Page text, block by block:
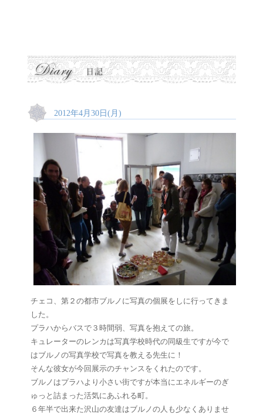
2012年4月30日(月)
チェコ、第２の都市ブルノに写真の個展をしに行ってきま
した。
プラハからバスで３時間弱、写真を抱えての旅。
キュレーターのレンカは写真学校時代の同級生ですが今で
はブルノの写真学校で写真を教える先生に！
そんな彼女が今回展示のチャンスをくれたのです。
ブルノはプラハより小さい街ですが本当にエネルギーのぎ
ゅっと詰まった活気にあふれる町。
６年半で出来た沢山の友達はブルノの人も少なくありませ